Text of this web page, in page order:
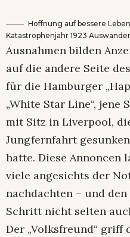
Hoffnung auf bessere
Katastrophenjahr 1923
Ausnahmen bilden
auf die andere Seite
für die Hamburger
„White Star Line“,
mit Sitz in Liverpool,
Jungfernfahrt
hatte. Diese Annoncen
viele angesichts der
nachdachten – und
Schritt nicht selten
Der „Volksfreund“ griff